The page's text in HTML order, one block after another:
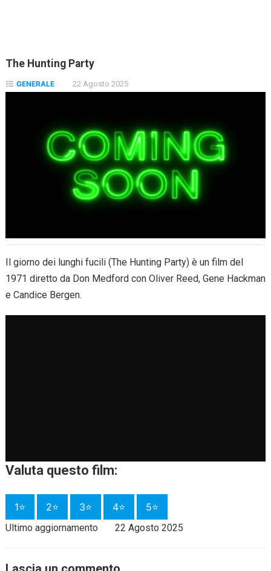
The Hunting Party
GENERALE 22 Agosto 2025
Il giorno dei lunghi fucili (The Hunting Party) è un film del
1971 diretto da Don Medford con Oliver Reed, Gene Hackman
e Candice Bergen.
Valuta questo film:
1⭐ 2⭐ 3⭐ 4⭐ 5⭐
Ultimo aggiornamento 22 Agosto 2025